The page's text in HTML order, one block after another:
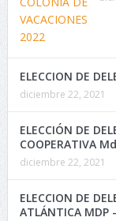
ELECCION DE
diciembre 22, 2021
ELECCIÓN DE
COOPERATIVA
diciembre 22, 2021
ELECCION DE
ATLÁNTICA MDP